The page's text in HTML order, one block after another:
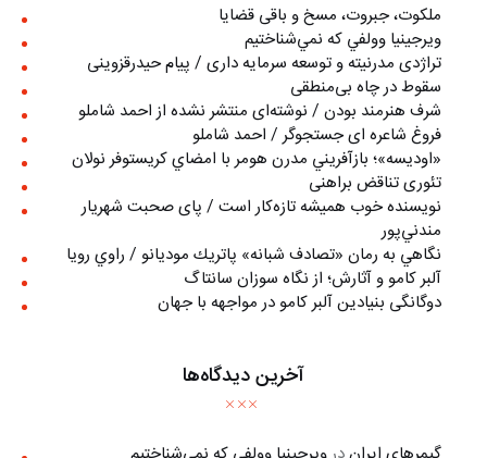
ملکوت، جبروت، مسخ و باقی قضایا
ويرجينيا وولفي كه نمي‌شناختيم
تراژدی مدرنیته و توسعه سرمایه داری / پیام حیدرقزوینی
سقوط در چاه بی‌منطقی
شرف هنرمند بودن / نوشته‌ای منتشر نشده از احمد شاملو
فروغ شاعره ای جستجوگر / احمد شاملو
«اوديسه»؛ بازآفريني مدرن هومر با امضاي كريستوفر نولان
تئوری تناقض براهنی
نويسنده خوب هميشه تازه‌كار است / پای صحبت شهريار
مندني‌پور
نگاهي به رمان «تصادف شبانه» پاتريك موديانو / راوي رويا
آلبر کامو و آثارش؛ از نگاه سوزان سانتاگ
دوگانگی بنیادین آلبر کامو در مواجهه با جهان
آخرین دیدگاه‌ها